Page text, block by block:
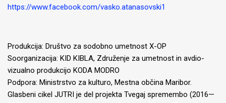
https://www.facebook.com/vasko.atanasovski1
Produkcija: Društvo za sodobno umetnost X-OP
Soorganizacija: KID KIBLA, Združenje za umetnost in avdio-
vizualno produkcijo KODA MODRO
Podpora: Ministrstvo za kulturo, Mestna občina Maribor.
Glasbeni cikel JUTRI je del projekta Tvegaj spremembo (2016—